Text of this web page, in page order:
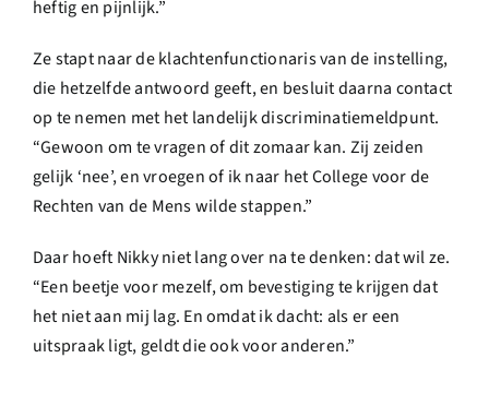
heftig en pijnlijk.”
Ze stapt naar de klachtenfunctionaris van de instelling,
die hetzelfde antwoord geeft, en besluit daarna contact
op te nemen met het landelijk discriminatiemeldpunt.
“Gewoon om te vragen of dit zomaar kan. Zij zeiden
gelijk ‘nee’, en vroegen of ik naar het College voor de
Rechten van de Mens wilde stappen.”
Daar hoeft Nikky niet lang over na te denken: dat wil ze.
“Een beetje voor mezelf, om bevestiging te krijgen dat
het niet aan mij lag. En omdat ik dacht: als er een
uitspraak ligt, geldt die ook voor anderen.”